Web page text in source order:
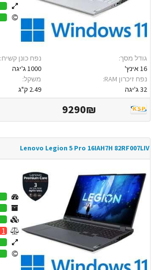
גודל מסך:
16 אינץ'
נפח זיכרון RAM:
32 ג'יגה
נפח כונן קשיח:
1000 ג'יגה
משקל:
2.49 ק"ג
9290₪
Lenovo Legion 5 Pro 16IAH7H 82RF007LIV
1